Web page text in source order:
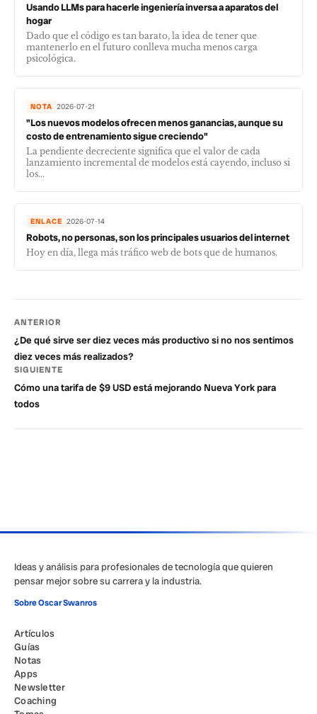
Usando LLMs para hacerle ingeniería inversa a aparatos del
hogar
Dado que el código es tan barato, la idea de tener que
mantenerlo en el futuro conlleva mucha menos carga
psicológica.
NOTA 2026-07-21
"Los nuevos modelos ofrecen menos ganancias, aunque su
costo de entrenamiento sigue creciendo"
La pendiente decreciente significa que el valor de cada
lanzamiento incremental de modelos está cayendo, incluso si
los...
ENLACE 2026-07-14
Robots, no personas, son los principales usuarios del internet
Hoy en día, llega más tráfico web de bots que de humanos.
ANTERIOR
¿De qué sirve ser diez veces más productivo si no nos sentimos
diez veces más realizados?
SIGUIENTE
Cómo una tarifa de $9 USD está mejorando Nueva York para
todos
Ideas y análisis para profesionales de tecnología que quieren
pensar mejor sobre su carrera y la industria.
Sobre Oscar Swanros
Artículos
Guías
Notas
Apps
Newsletter
Coaching